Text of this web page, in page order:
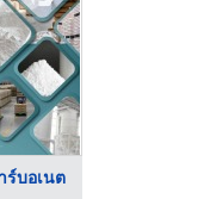
ร์บอเนต